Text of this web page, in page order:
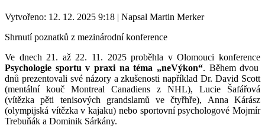
Vytvořeno: 12. 12. 2025 9:18 | Napsal Martin Merker
Shrnutí poznatků z mezinárodní konference
Ve dnech 21. až 22. 11. 2025 proběhla v Olomouci konference
Psychologie sportu v praxi na téma „neVýkon“. Během dvou
dnů prezentovali své názory a zkušenosti například Dr. David Scott
(mentální kouč Montreal Canadiens z NHL), Lucie Šafářová
(vítězka pěti tenisových grandslamů ve čtyřhře), Anna Kárász
(olympijská vítězka v kajaku) nebo sportovní psychologové Mojmír
Trebuňák a Dominik Sárkány.